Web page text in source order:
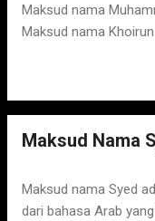
Maksud nama
Maksud nama
Maksud Nama
Maksud nama Syed
dari bahasa Arab